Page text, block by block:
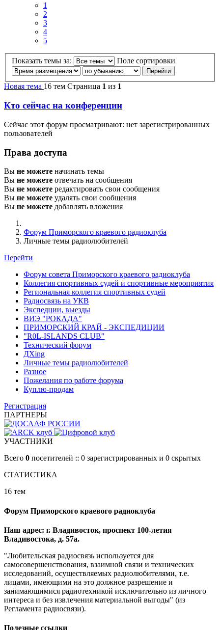
1
2
3
4
5
Показать темы за: Поле сортировки
Новая тема 16 тем Страница 1 из 1
Кто сейчас на конференции
Сейчас этот форум просматривают: нет зарегистрированных
пользователей
Права доступа
Вы не можете начинать темы
Вы не можете отвечать на сообщения
Вы не можете редактировать свои сообщения
Вы не можете удалять свои сообщения
Вы не можете добавлять вложения
Форум Приморского краевого радиоклуба
Личные темы радиолюбителей
Перейти
Форум совета Приморского краевого радиоклуба
Коллегия спортивных судей и спортивные мероприятия
Региональная коллегия спортивных судей
Радиосвязь на УКВ
Экспедции, выезды
ВИЭ "РОКАДА"
ПРИМОРСКИЙ КРАЙ - ЭКСПЕДИЦИИ
"R0L-ISLANDS CLUB"
Технический форум
ДХing
Личные темы радиолюбителей
Разное
Пожелания по работе форума
Куплю-продам
Регистрация
ПАРТНЕРЫ
УЧАСТНИКИ
Всего 0 посетителей :: 0 зарегистрированных и 0 скрытых
СТАТИСТИКА
16 тем
Форум Приморского краевого радиоклуба
Наш адрес: г. Владивосток, проспект 100-летия
Владивостока, д. 57а.
"Любительская радиосвязь используется для
самосовершенствования, взаимной связи и технических
исследований, осуществляемых радиолюбителями, т.е.
лицами, имеющими на это должное разрешение и
занимающимися радиотехникой исключительно из личного
интереса и без извлечения материальной выгоды" (из
Регламента радиосвязи).
Полезные ссылки